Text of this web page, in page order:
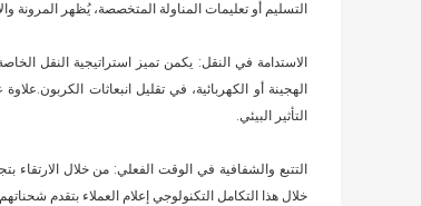
التسليم أو تعليمات المناولة المتخصصة، يُظهر المرونة
الهجينة أو الكهربائية، في تقليل انبعاثات
التأثير البيئي.
التتبع والشفافية في الوقت الفعلي: من خلال الارتقاء
خلال هذا التكامل التكنولوجي إعلام العملاء بتقدم